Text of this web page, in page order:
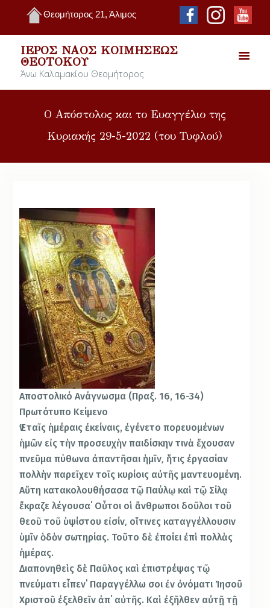
Θεομήτορος 21, Άλιμος
ΙΕΡΌΣ ΝΑΌΣ ΚΟΙΜΉΣΕΩΣ
ΘΕΟΤΌΚΟΥ
Άνω Καλαμακίου Θεομήτορος
Ο Απόστολος και το Ευαγγέλιο της
Κυριακής 29-5-2022 (του Τυφλού)
Αποστολικό Ανάγνωσμα (Πραξ. 16, 16-34)
Πρωτότυπο Κείμενο
Ἐν ταῖς ἡμέραις ἐκείναις, ἐγένετο πορευομένων
ἡμῶν εἰς τὴν προσευχὴν παιδίσκην τινὰ ἔχουσαν
πνεῦμα πύθωνα ἀπαντῆσαι ἡμῖν͵ ἥτις ἐργασίαν
πολλὴν παρεῖχεν τοῖς κυρίοις αὐτῆς μαντευομένη.
Αὕτη κατακολουθήσασα τῷ Παύλῳ καὶ τῷ Σίλᾳ
ἔκραζε λέγουσα΄ Οὗτοι οἱ ἄνθρωποι δοῦλοι τοῦ
θεοῦ τοῦ ὑψίστου εἰσίν͵ οἵτινες καταγγέλλουσιν
ὑμῖν ὁδὸν σωτηρίας. Τοῦτο δὲ ἐποίει ἐπὶ πολλὰς
ἡμέρας.
Διαπονηθεὶς δὲ Παῦλος καὶ ἐπιστρέψας τῷ
πνεύματι εἶπεν΄ Παραγγέλλω σοι ἐν ὀνόματι Ἰησοῦ
Χριστοῦ ἐξελθεῖν ἀπ΄ αὐτῆς. Καὶ ἐξῆλθεν αὐτῇ τῇ